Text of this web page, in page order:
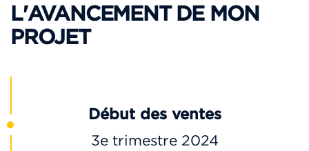
L'AVANCEMENT DE MON
PROJET
Début des ventes
3e trimestre 2024